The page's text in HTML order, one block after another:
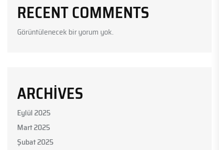
RECENT COMMENTS
Görüntülenecek bir yorum yok.
ARCHIVES
Eylül 2025
Mart 2025
Şubat 2025